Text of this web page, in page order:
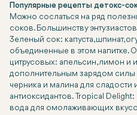
Популярные рецепты детокс-
Можно сослаться на ряд
соков. Большинству
Зеленый сок: капуста, шпинат,
объединенные в этом напитке.
цитрусовых: апельсин, лимон и
дополнительным зарядом силы
черника и малина для сладости
антиоксидантов. Tropical
вода для омолаживающих